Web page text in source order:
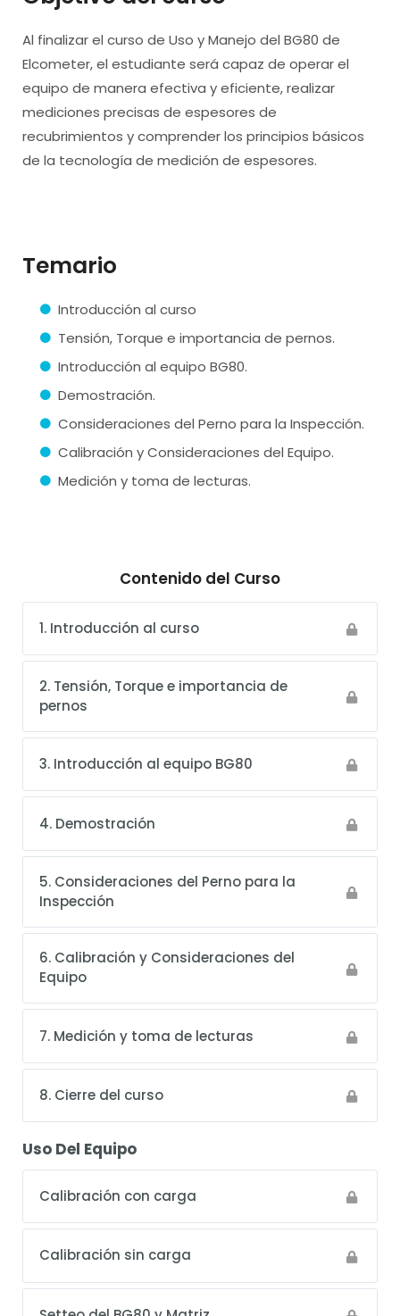
Al finalizar el curso de Uso y Manejo del BG80 de
Elcometer, el estudiante será capaz de operar el
equipo de manera efectiva y eficiente, realizar
mediciones precisas de espesores de
recubrimientos y comprender los principios básicos
de la tecnología de medición de espesores.
Temario
Introducción al curso
Tensión, Torque e importancia de pernos.
Introducción al equipo BG80.
Demostración.
Consideraciones del Perno para la Inspección.
Calibración y Consideraciones del Equipo.
Medición y toma de lecturas.
Contenido del Curso
1. Introducción al curso
2. Tensión, Torque e importancia de
pernos
3. Introducción al equipo BG80
4. Demostración
5. Consideraciones del Perno para la
Inspección
6. Calibración y Consideraciones del
Equipo
7. Medición y toma de lecturas
8. Cierre del curso
Uso Del Equipo
Calibración con carga
Calibración sin carga